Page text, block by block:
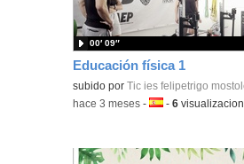
Educación física 1
Contenido educativo.
subido por Tic ies felipetrigo
00′ 09″
-hace 3 meses -Idioma:
-6